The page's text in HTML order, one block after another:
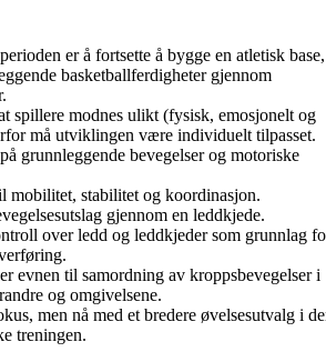
er å fortsette å bygge en atletisk base,
basketballferdigheter gjennom
spillere modnes ulikt (fysisk, emosjonelt og
må utviklingen være individuelt tilpasset.
grunnleggende bevegelser og motoriske
mobilitet, stabilitet og koordinasjon.
gjennom en leddkjede.
over ledd og leddkjeder som grunnlag
evnen til samordning av kroppsbevegelser i
og omgivelsene.
men nå med et bredere øvelsesutvalg i
treningen.